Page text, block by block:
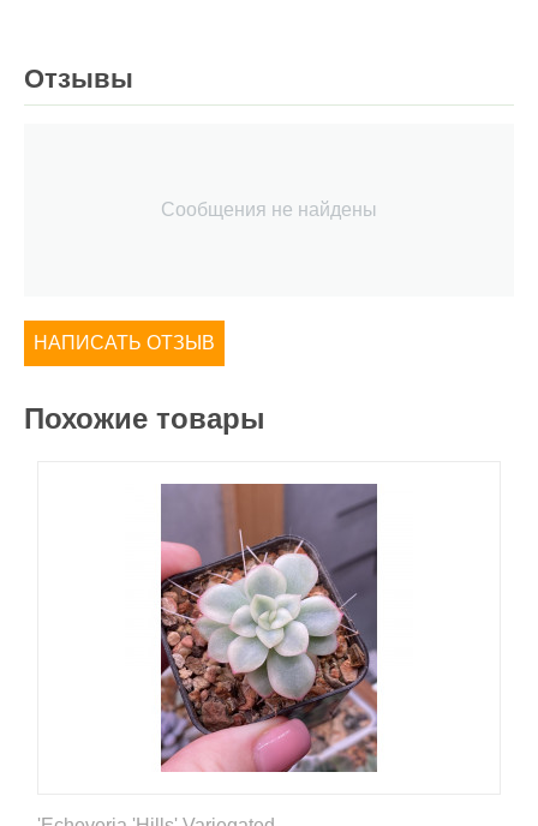
Отзывы
Сообщения не найдены
НАПИСАТЬ ОТЗЫВ
Похожие товары